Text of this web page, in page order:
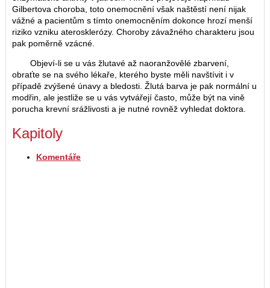
Gilbertova choroba, toto onemocnění však naštěstí není nijak
vážné a pacientům s tímto onemocněním dokonce hrozí menší
riziko vzniku aterosklerózy. Choroby závažného charakteru jsou
pak poměrně vzácné.
Objeví-li se u vás žlutavé až naoranžovělé zbarvení,
obraťte se na svého lékaře, kterého byste měli navštívit i v
případě zvýšené únavy a bledosti. Žlutá barva je pak normální u
modřin, ale jestliže se u vás vytvářejí často, může být na vině
porucha krevní srážlivosti a je nutné rovněž vyhledat doktora.
Kapitoly
Komentáře